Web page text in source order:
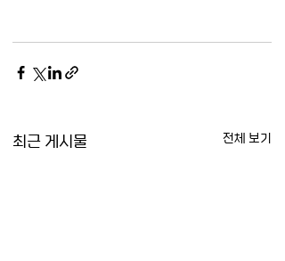
최근 게시물 전체 보기